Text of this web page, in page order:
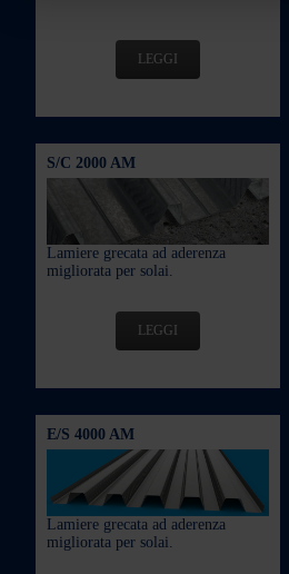
LEGGI
S/C 2000 AM
Lamiere grecata ad aderenza
migliorata per solai.
LEGGI
E/S 4000 AM
Lamiere grecata ad aderenza
migliorata per solai.